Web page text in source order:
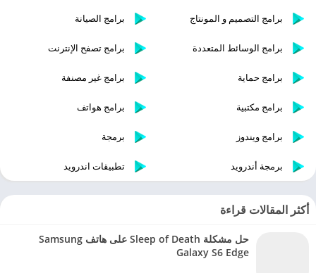
برامج التصميم و المونتاج برامج الصيانة
برامج الوسائط المتعددة برامج تصفح الإنترنت
برامج حماية برامج غير مصنفة
برامج مكتبية برامج هواتف
برامج ويندوز برمجة
برمجة أندرويد تطبيقات اندرويد
أكثر المقالات قراءة
حل مشكلة Sleep of Death على هاتف Samsung
Galaxy S6 Edge